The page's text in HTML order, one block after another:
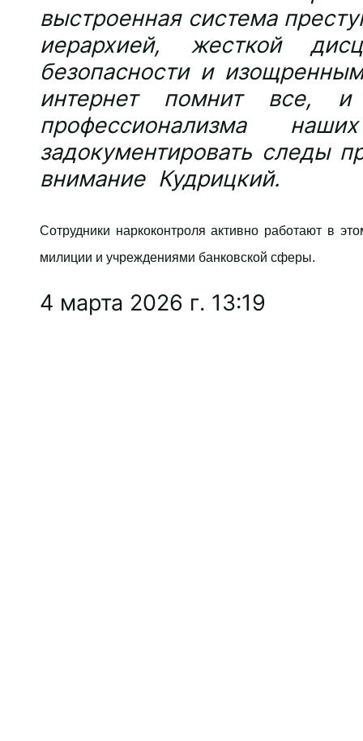
выстроенная система
иерархией, жесткой
безопасности и
интернет помнит все,
профессионализма
задокументировать следы
внимание Кудрицкий.
Сотрудники наркоконтроля активно работают в
милиции и учреждениями банковской сферы.
4 марта 2026 г. 13:19